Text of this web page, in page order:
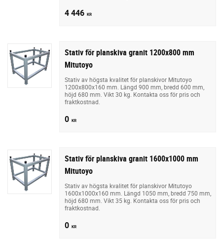
4 446 KR
Stativ för planskiva granit 1200x800 mm
Mitutoyo
Stativ av högsta kvalitet för planskivor Mitutoyo
1200x800x160 mm. Längd 900 mm, bredd 600 mm,
höjd 680 mm. Vikt 30 kg. Kontakta oss för pris och
fraktkostnad.
0 KR
Stativ för planskiva granit 1600x1000 mm
Mitutoyo
Stativ av högsta kvalitet för planskivor Mitutoyo
1600x1000x160 mm. Längd 1050 mm, bredd 750 mm,
höjd 680 mm. Vikt 35 kg. Kontakta oss för pris och
fraktkostnad.
0 KR